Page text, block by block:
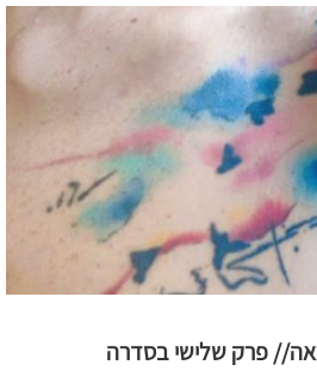
פרק שלישי בסדרה